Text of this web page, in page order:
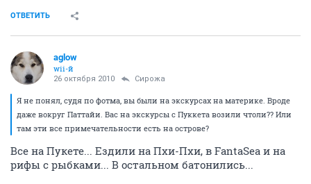
ОТВЕТИТЬ
aglow
wii-й
26 октября 2010 Сирожа
Я не понял, судя по фотма, вы были на экскурсах на материке. Вроде
даже вокруг Паттайи. Вас на экскурсы с Пуккета возили чтоли?? Или
там эти все примечательности есть на острове?
Все на Пукете... Ездили на Пхи-Пхи, в FantaSea и на
рифы с рыбками... В остальном батонились...